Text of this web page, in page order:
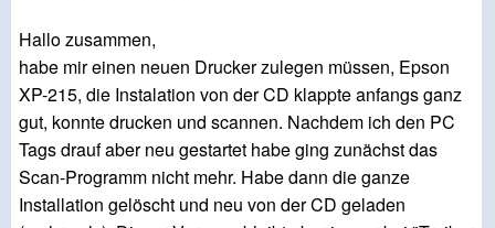
Hallo zusammen,
habe mir einen neuen Drucker zulegen müssen, Epson
XP-215, die Instalation von der CD klappte anfangs ganz
gut, konnte drucken und scannen. Nachdem ich den PC
Tags drauf aber neu gestartet habe ging zunächst das
Scan-Programm nicht mehr. Habe dann die ganze
Installation gelöscht und neu von der CD geladen